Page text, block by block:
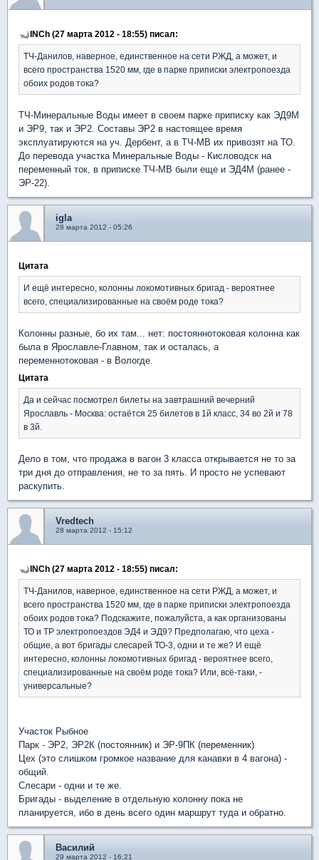
INCh (27 марта 2012 - 18:55) писал:
ТЧ-Данилов, наверное, единственное на сети РЖД, а может, и
всего пространства 1520 мм, где в парке приписки электропоезда
обоих родов тока?
ТЧ-Минеральные Воды имеет в своем парке приписку как ЭД9М
и ЭР9, так и ЭР2. Составы ЭР2 в настоящее время
эксплуатируются на уч. Дербент, а в ТЧ-МВ их привозят на ТО.
До перевода участка Минеральные Воды - Кисловодск на
переменный ток, в приписке ТЧ-МВ были еще и ЭД4М (ранее -
ЭР-22).
igla
28 марта 2012 - 05:26
Цитата
И ещё интересно, колонны локомотивных бригад - вероятнее
всего, специализированные на своём роде тока?
Колонны разные, бо их там... нет: постояннотоковая колонна как
была в Ярославле-Главном, так и осталась, а
переменнотоковая - в Вологде.
Цитата
Да и сейчас посмотрел билеты на завтрашний вечерний
Ярославль - Москва: остаётся 25 билетов в 1й класс, 34 во 2й и 78
в 3й.
Дело в том, что продажа в вагон 3 класса открывается не то за
три дня до отправления, не то за пять. И просто не успевают
раскупить.
Vredtech
28 марта 2012 - 15:12
INCh (27 марта 2012 - 18:55) писал:
ТЧ-Данилов, наверное, единственное на сети РЖД, а может, и
всего пространства 1520 мм, где в парке приписки электропоезда
обоих родов тока? Подскажите, пожалуйста, а как организованы
ТО и ТР электропоездов ЭД4 и ЭД9? Предполагаю, что цеха -
общие, а вот бригады слесарей ТО-3, одни и те же? И ещё
интересно, колонны локомотивных бригад - вероятнее всего,
специализированные на своём роде тока? Или, всё-таки, -
универсальные?
Участок Рыбное
Парк - ЭР2, ЭР2К (постоянник) и ЭР-9ПК (переменник)
Цех (это слишком громкое название для канавки в 4 вагона) -
общий.
Слесари - одни и те же.
Бригады - выделение в отдельную колонну пока не
планируется, ибо в день всего один маршрут туда и обратно.
Василий
29 марта 2012 - 16:21